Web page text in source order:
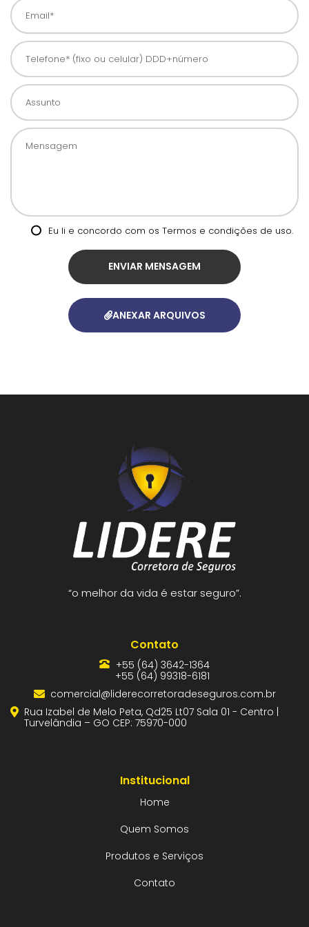
Telefone* (fixo ou celular) DDD+número
Assunto
Mensagem
Eu li e concordo com os Termos e condições de uso.
ENVIAR MENSAGEM
anexar arquivos
ANEXAR ARQUIVOS
“o melhor da vida é estar seguro”.
Contato
+55 (64) 3642-1364
+55 (64) 99318-6181
comercial@liderecorretoradeseguros.com.br
Rua Izabel de Melo Peta, Qd25 Lt07 Sala 01 - Centro |
Turvelândia – GO CEP: 75970-000
Institucional
Home
Quem Somos
Produtos e Serviços
Contato